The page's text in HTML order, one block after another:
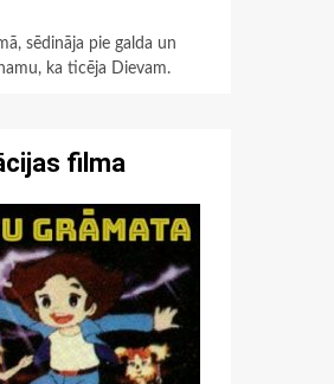
sēdināja pie galda un
ka ticēja Dievam.
filma